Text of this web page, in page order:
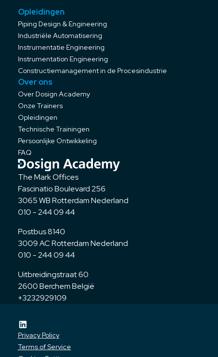
Opleidingen
Piping Design & Engineering
Industriële Automatisering
Instrumentatie Engineering
Instrumentation Engineering
Constructiemanagement in de Procesindustrie
Over ons
Over Dosign Academy
Onze Trainers
Opleidingen
Technische Trainingen
Persoonlijke Ontwikkeling
FAQ
The Mark Offices
Fascinatio Boulevard 256
3065 WB Rotterdam Nederland
010 - 244 09 44
Postbus 8140
3009 AC Rotterdam Nederland
010 - 244 09 44
Uitbreidingstraat 60
2600 Berchem België
+3232929109
Privacy Policy
Terms of Service